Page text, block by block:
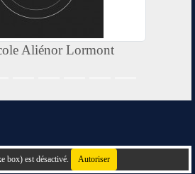
Aliénor Lormont
box) est désactivé. Autoriser